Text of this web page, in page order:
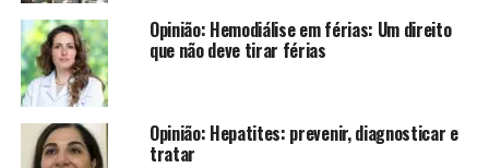
Opinião: Hemodiálise em férias: Um direito
que não deve tirar férias
Opinião: Hepatites: prevenir, diagnosticar e
tratar